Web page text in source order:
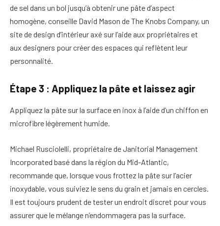
de sel dans un bol jusqu’à obtenir une pâte d’aspect
homogène, conseille David Mason de The Knobs Company, un
site de design d’intérieur axé sur l’aide aux propriétaires et
aux designers pour créer des espaces qui reflètent leur
personnalité.
Étape 3 : Appliquez la pâte et laissez agir
Appliquez la pâte sur la surface en inox à l’aide d’un chiffon en
microfibre légèrement humide.
Michael Rusciolelli, propriétaire de Janitorial Management
Incorporated basé dans la région du Mid-Atlantic,
recommande que, lorsque vous frottez la pâte sur l’acier
inoxydable, vous suiviez le sens du grain et jamais en cercles.
Il est toujours prudent de tester un endroit discret pour vous
assurer que le mélange n’endommagera pas la surface.